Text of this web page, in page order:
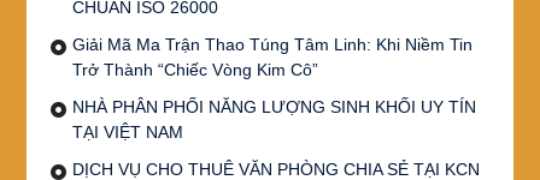
CHUẨN ISO 26000
Giải Mã Ma Trận Thao Túng Tâm Linh: Khi Niềm Tin
Trở Thành “Chiếc Vòng Kim Cô”
NHÀ PHÂN PHỐI NĂNG LƯỢNG SINH KHỐI UY TÍN
TẠI VIỆT NAM
DỊCH VỤ CHO THUÊ VĂN PHÒNG CHIA SẺ TẠI KCN